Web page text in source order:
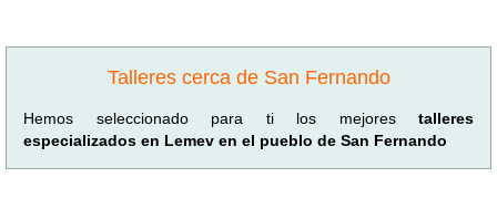
Talleres cerca de San Fernando
Hemos seleccionado para ti los mejores talleres
especializados en Lemev en el pueblo de San Fernando